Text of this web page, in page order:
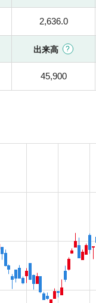
2,636.0
出来高
45,900